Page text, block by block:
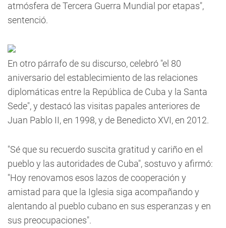
atmósfera de Tercera Guerra Mundial por etapas",
sentenció.
En otro párrafo de su discurso, celebró "el 80
aniversario del establecimiento de las relaciones
diplomáticas entre la República de Cuba y la Santa
Sede", y destacó las visitas papales anteriores de
Juan Pablo II, en 1998, y de Benedicto XVI, en 2012.
"Sé que su recuerdo suscita gratitud y cariño en el
pueblo y las autoridades de Cuba", sostuvo y afirmó:
"Hoy renovamos esos lazos de cooperación y
amistad para que la Iglesia siga acompañando y
alentando al pueblo cubano en sus esperanzas y en
sus preocupaciones".